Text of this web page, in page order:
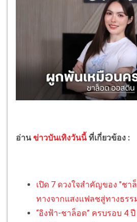
อ่านข่าวบันเทิงวันนี้ ที่เกี่ยวข้อง :
เปิด 7 ดวงใจสำคัญของ "ชา
ทางจากแสงแฟลชสู่ทางธรร
“อิงฟ้า-ชาล็อต” ครบรอบ 4